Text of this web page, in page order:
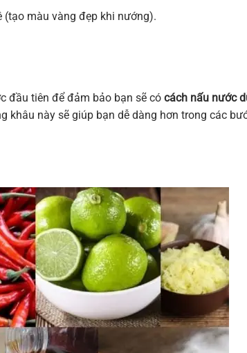
màu vàng đẹp khi nướng).
đầu tiên để đảm bảo bạn sẽ có cách nấu nước
khâu này sẽ giúp bạn dễ dàng hơn trong các